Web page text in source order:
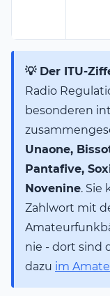
💡 Der ITU-
Radio
besonderen
Unaone,
Pantafive,
Novenine. Sie
Zahlwort mit
nie - dort sind
dazu im